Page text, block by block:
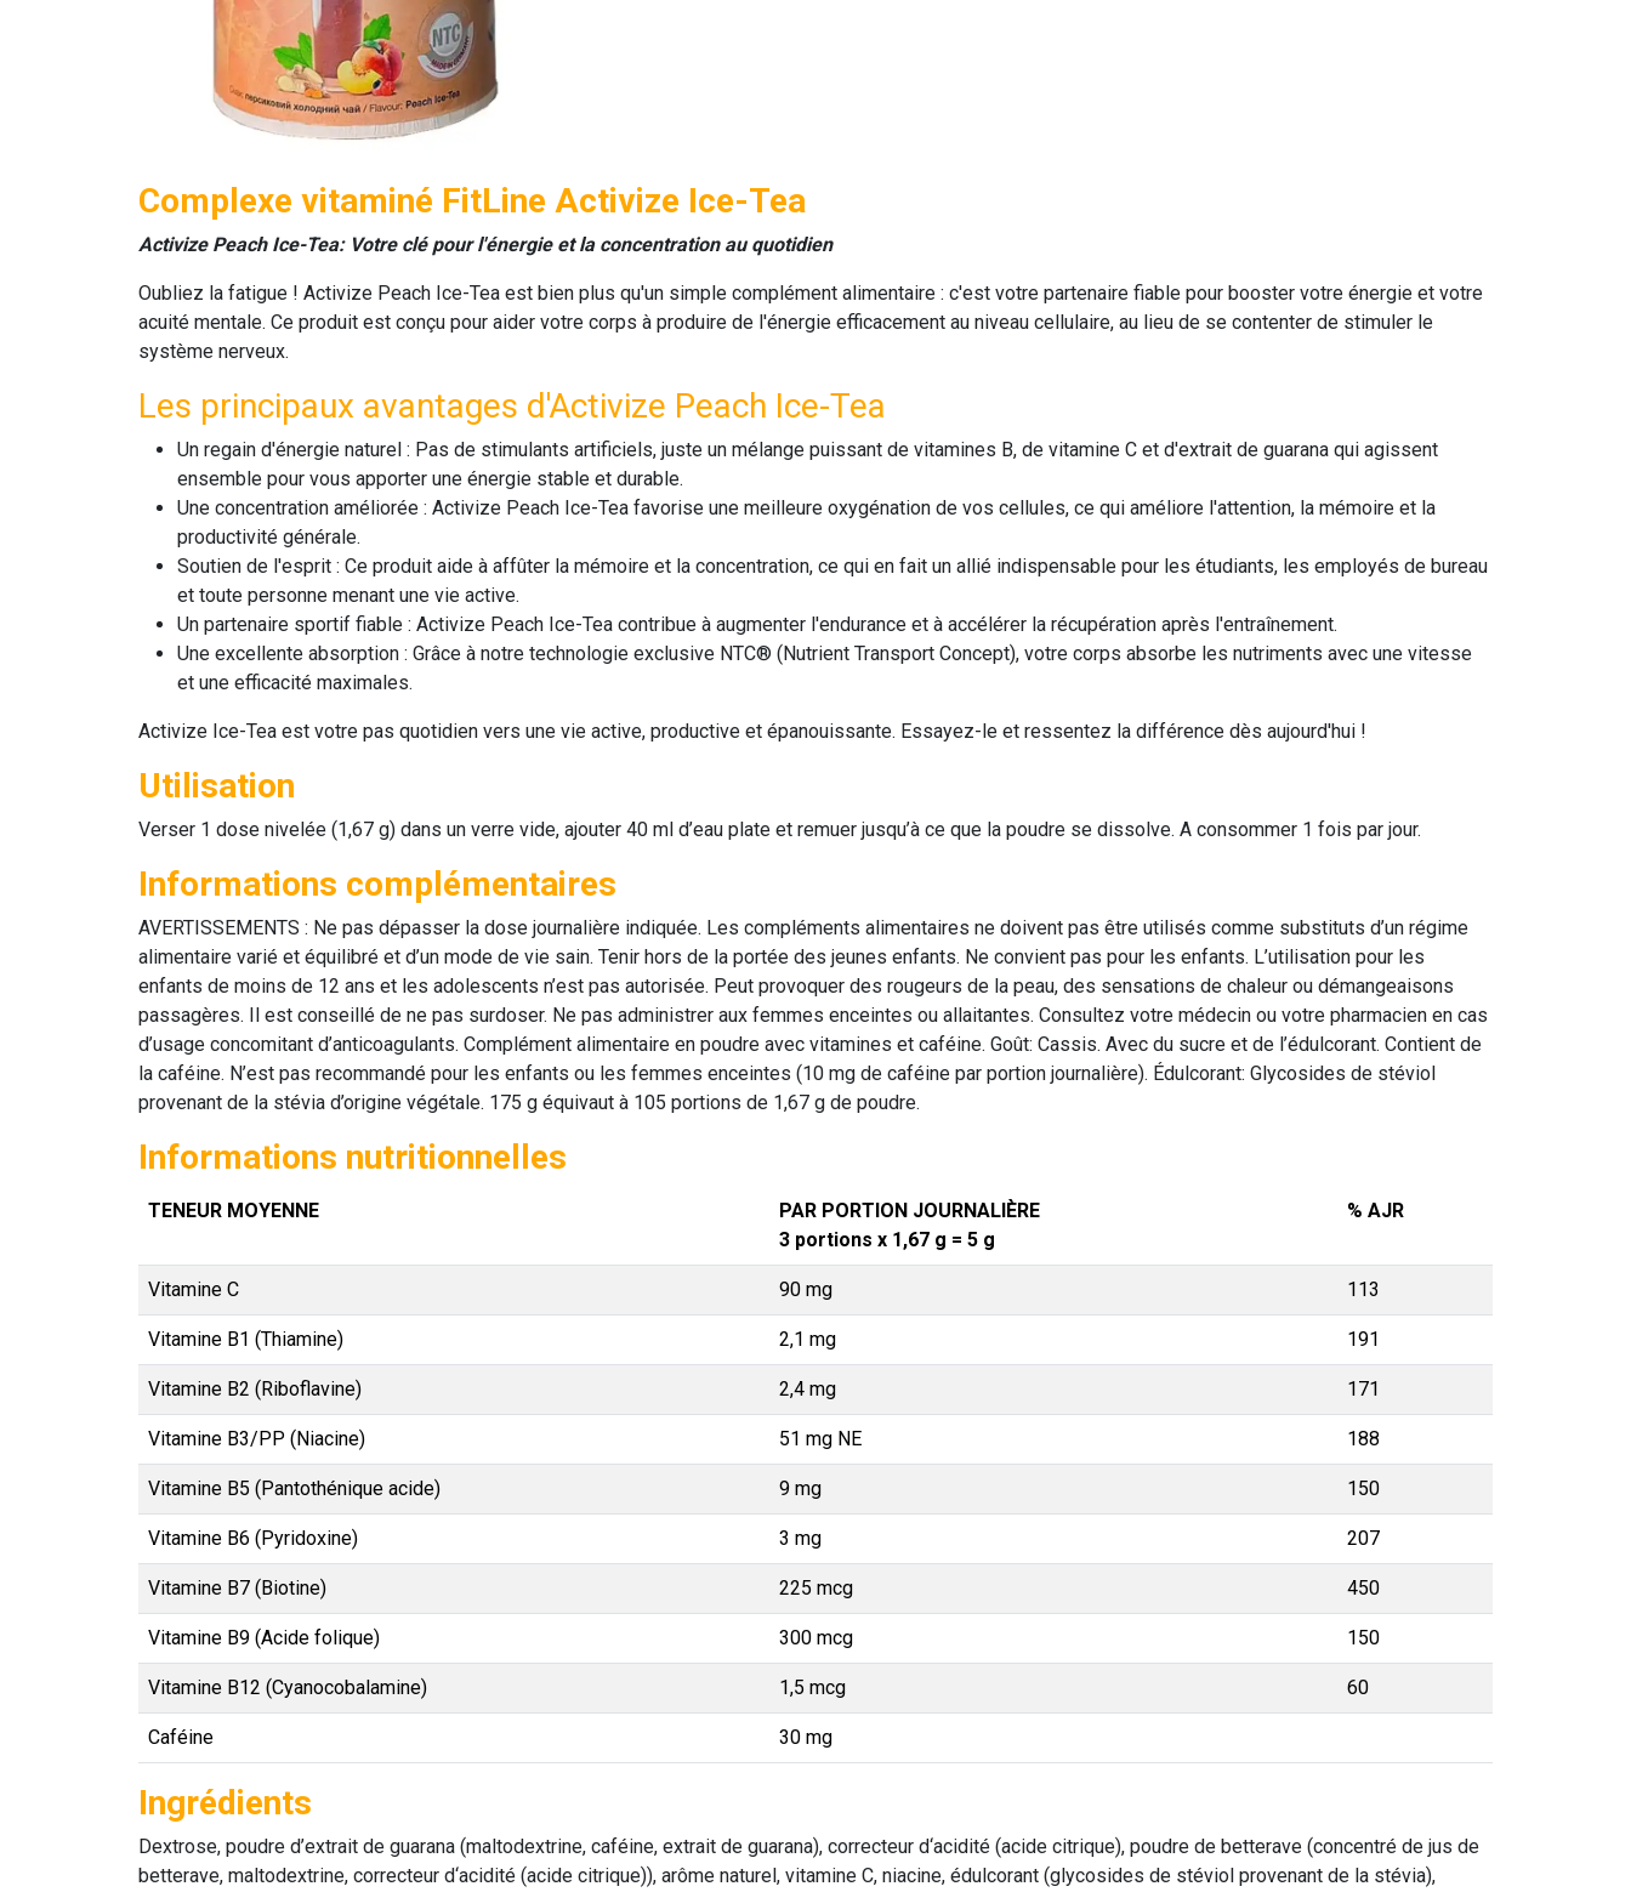
Complexe vitaminé FitLine Activize Ice-Tea
Activize Peach Ice-Tea: Votre clé pour l'énergie et la concentration au quotidien
Oubliez la fatigue ! Activize Peach Ice-Tea est bien plus qu'un simple complément alimentaire : c'est votre partenaire fiable pour booster votre énergie et votre
acuité mentale. Ce produit est conçu pour aider votre corps à produire de l'énergie efficacement au niveau cellulaire, au lieu de se contenter de stimuler le
système nerveux.
Les principaux avantages d'Activize Peach Ice-Tea
Un regain d'énergie naturel : Pas de stimulants artificiels, juste un mélange puissant de vitamines B, de vitamine C et d'extrait de guarana qui agissent
ensemble pour vous apporter une énergie stable et durable.
Une concentration améliorée : Activize Peach Ice-Tea favorise une meilleure oxygénation de vos cellules, ce qui améliore l'attention, la mémoire et la
productivité générale.
Soutien de l'esprit : Ce produit aide à affûter la mémoire et la concentration, ce qui en fait un allié indispensable pour les étudiants, les employés de bureau
et toute personne menant une vie active.
Un partenaire sportif fiable : Activize Peach Ice-Tea contribue à augmenter l'endurance et à accélérer la récupération après l'entraînement.
Une excellente absorption : Grâce à notre technologie exclusive NTC® (Nutrient Transport Concept), votre corps absorbe les nutriments avec une vitesse
et une efficacité maximales.
Activize Ice-Tea est votre pas quotidien vers une vie active, productive et épanouissante. Essayez-le et ressentez la différence dès aujourd'hui !
Utilisation
Verser 1 dose nivelée (1,67 g) dans un verre vide, ajouter 40 ml d’eau plate et remuer jusqu’à ce que la poudre se dissolve. A consommer 1 fois par jour.
Informations complémentaires
AVERTISSEMENTS : Ne pas dépasser la dose journalière indiquée. Les compléments alimentaires ne doivent pas être utilisés comme substituts d’un régime
alimentaire varié et équilibré et d’un mode de vie sain. Tenir hors de la portée des jeunes enfants. Ne convient pas pour les enfants. L’utilisation pour les
enfants de moins de 12 ans et les adolescents n’est pas autorisée. Peut provoquer des rougeurs de la peau, des sensations de chaleur ou démangeaisons
passagères. Il est conseillé de ne pas surdoser. Ne pas administrer aux femmes enceintes ou allaitantes. Consultez votre médecin ou votre pharmacien en cas
d’usage concomitant d’anticoagulants. Complément alimentaire en poudre avec vitamines et caféine. Goût: Cassis. Avec du sucre et de l’édulcorant. Contient de
la caféine. N’est pas recommandé pour les enfants ou les femmes enceintes (10 mg de caféine par portion journalière). Édulcorant: Glycosides de stéviol
provenant de la stévia d’origine végétale. 175 g équivaut à 105 portions de 1,67 g de poudre.
Informations nutritionnelles
TENEUR MOYENNE
PAR PORTION JOURNALIÈRE
3 portions x 1,67 g = 5 g
% AJR
Vitamine C 90 mg 113
Vitamine B1 (Thiamine) 2,1 mg 191
Vitamine B2 (Riboflavine) 2,4 mg 171
Vitamine B3/PP (Niacine) 51 mg NE 188
Vitamine B5 (Pantothénique acide) 9 mg 150
Vitamine B6 (Pyridoxine) 3 mg 207
Vitamine B7 (Biotine) 225 mcg 450
Vitamine B9 (Acide folique) 300 mcg 150
Vitamine B12 (Cyanocobalamine) 1,5 mcg 60
Caféine 30 mg
Ingrédients
Dextrose, poudre d’extrait de guarana (maltodextrine, caféine, extrait de guarana), correcteur d‘acidité (acide citrique), poudre de betterave (concentré de jus de
betterave, maltodextrine, correcteur d‘acidité (acide citrique)), arôme naturel, vitamine C, niacine, édulcorant (glycosides de stéviol provenant de la stévia),